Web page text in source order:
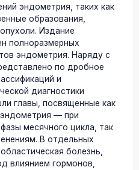
эндометрия, таких как
образования,
Издание
полноразмерных
эндометрия. Наряду с
по дробное
и
диагностики
главы, посвященные как
— при
месячного цикла, так
В отдельных
болезнь,
влиянием гормонов,